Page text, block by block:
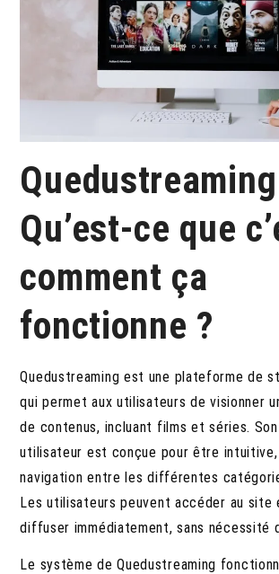
Qu’est-ce que
comment ça
fonctionne ?
Quedustreaming est une plateforme de
qui permet aux utilisateurs de visionner
de contenus, incluant films et séries.
utilisateur est conçue pour être
navigation entre les différentes
Les utilisateurs peuvent accéder au site
diffuser immédiatement, sans nécessité
Le système de Quedustreaming